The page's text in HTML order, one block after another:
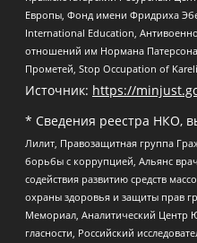
Европы, Фонд имени Фридриха
International Education,
отношений им Нормана
Прометей, Stop Occupation of
Источник: https://
* Сведения реестра НКО,
Лилит, Правозащитная группа
борьбы с коррупцией, Альянс
содействия развитию средств
охраны здоровья и защиты прав
Мемориал, Аналитический Центр
гласности, Российский